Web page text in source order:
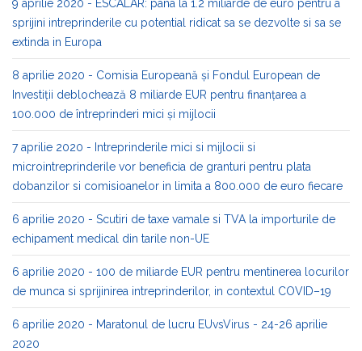
9 aprilie 2020 - ESCALAR: pana la 1.2 miliarde de euro pentru a
sprijini intreprinderile cu potential ridicat sa se dezvolte si sa se
extinda in Europa
8 aprilie 2020 - Comisia Europeană și Fondul European de
Investiții deblochează 8 miliarde EUR pentru finanțarea a
100.000 de întreprinderi mici și mijlocii
7 aprilie 2020 - Intreprinderile mici si mijlocii si
microintreprinderile vor beneficia de granturi pentru plata
dobanzilor si comisioanelor in limita a 800.000 de euro fiecare
6 aprilie 2020 - Scutiri de taxe vamale si TVA la importurile de
echipament medical din tarile non-UE
6 aprilie 2020 - 100 de miliarde EUR pentru mentinerea locurilor
de munca si sprijinirea intreprinderilor, in contextul COVID–19
6 aprilie 2020 - Maratonul de lucru EUvsVirus - 24-26 aprilie
2020